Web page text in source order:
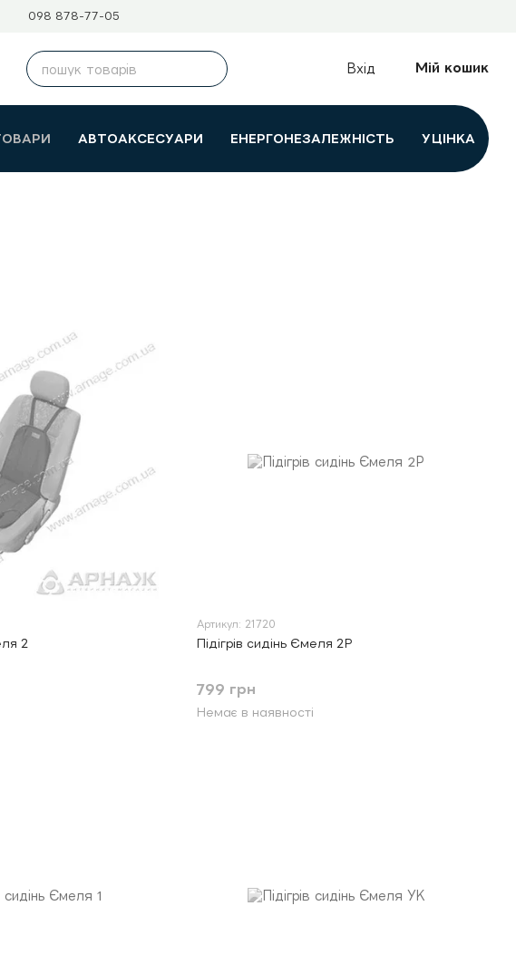
098 878-77-05
Вхід Мій кошик
АВТОАКСЕСУАРИ ЕНЕРГОНЕЗАЛЕЖНІСТЬ УЦІНКА
2
Артикул: 21720
Підігрів сидінь Ємеля 2Р
799 грн
Немає в наявності